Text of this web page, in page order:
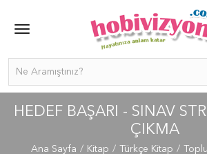
HEDEF BAŞARI - SINAV
ÇIKMA
Ana Sayfa Kitap Türkçe Kitap